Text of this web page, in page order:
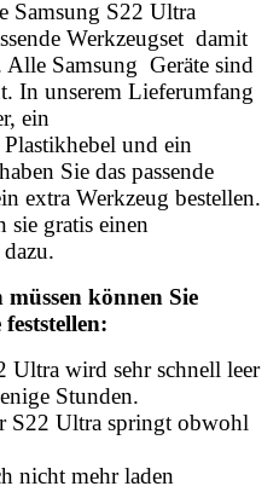
Samsung S22 Ultra
Werkzeugset damit
Alle Samsung Geräte sind
In unserem Lieferumfang
ein
und ein
Sie das passende
extra Werkzeug bestellen.
sie gratis einen
können Sie
wird sehr schnell leer
Stunden.
S22 Ultra springt obwohl
nicht mehr laden